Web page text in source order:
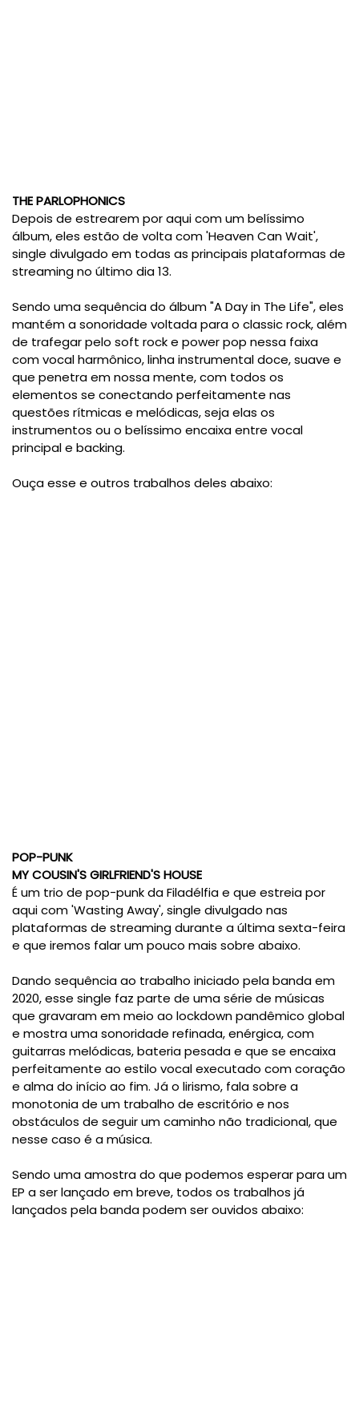
THE PARLOPHONICS
Depois de estrearem por aqui com um belíssimo
álbum, eles estão de volta com 'Heaven Can Wait',
single divulgado em todas as principais plataformas de
streaming no último dia 13.
Sendo uma sequência do álbum "A Day in The Life", eles
mantém a sonoridade voltada para o classic rock, além
de trafegar pelo soft rock e power pop nessa faixa
com vocal harmônico, linha instrumental doce, suave e
que penetra em nossa mente, com todos os
elementos se conectando perfeitamente nas
questões rítmicas e melódicas, seja elas os
instrumentos ou o belíssimo encaixa entre vocal
principal e backing.
Ouça esse e outros trabalhos deles abaixo:
POP-PUNK
MY COUSIN'S GIRLFRIEND'S HOUSE
É um trio de pop-punk da Filadélfia e que estreia por
aqui com 'Wasting Away', single divulgado nas
plataformas de streaming durante a última sexta-feira
e que iremos falar um pouco mais sobre abaixo.
Dando sequência ao trabalho iniciado pela banda em
2020, esse single faz parte de uma série de músicas
que gravaram em meio ao lockdown pandêmico global
e mostra uma sonoridade refinada, enérgica, com
guitarras melódicas, bateria pesada e que se encaixa
perfeitamente ao estilo vocal executado com coração
e alma do início ao fim. Já o lirismo, fala sobre a
monotonia de um trabalho de escritório e nos
obstáculos de seguir um caminho não tradicional, que
nesse caso é a música.
Sendo uma amostra do que podemos esperar para um
EP a ser lançado em breve, todos os trabalhos já
lançados pela banda podem ser ouvidos abaixo: